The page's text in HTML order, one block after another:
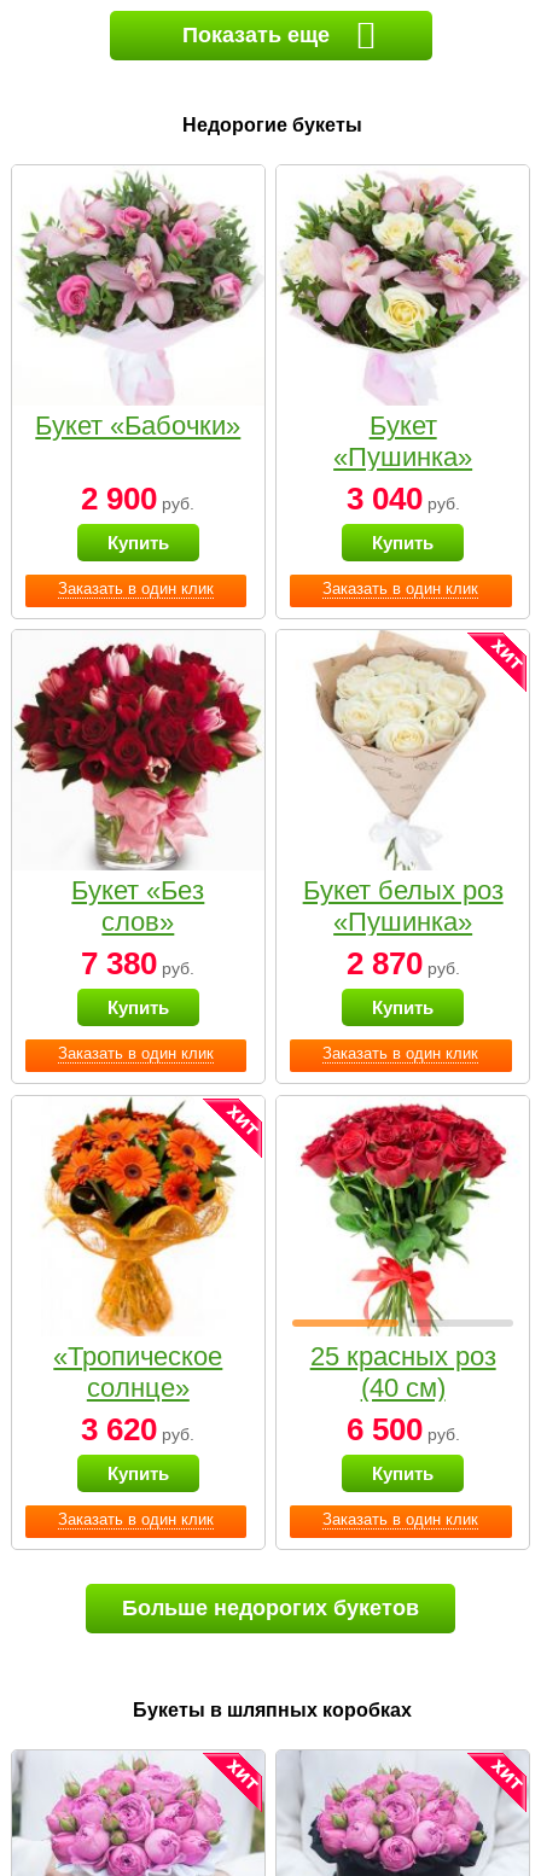
Показать еще
Недорогие букеты
Заказать в один клик
Букет «Бабочки»
2 900 руб.
Купить
Заказать в один клик
Букет
«Пушинка»
3 040руб.
Купить
Заказать в один клик
Букет «Без
слов»
7 380 руб.
Купить
Заказать в один клик
Букет белых роз
«Пушинка»
2 870руб.
Купить
Заказать в один клик
«Тропическое
солнце»
3 620 руб.
Купить
Заказать в один клик
25 красных роз
(40 см)
6 500руб.
Купить
Больше недорогих букетов
Букеты в шляпных коробках